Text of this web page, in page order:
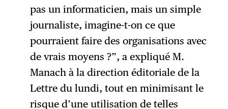
pas un informaticien, mais un simple
journaliste, imagine-t-on ce que
pourraient faire des organisations avec
de vrais moyens ?”, a expliqué M.
Manach à la direction éditoriale de la
Lettre du lundi, tout en minimisant le
risque d’une utilisation de telles